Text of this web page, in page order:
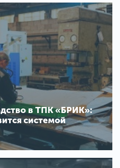
в ТПК «БРИК»:
системой